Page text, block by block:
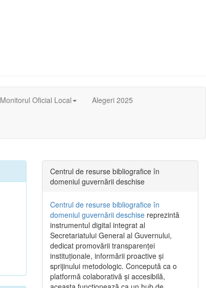
Monitorul Oficial Local Alegeri 2025
Centrul de resurse bibliografice în
domeniul guvernării deschise
Centrul de resurse bibliografice în
domeniul guvernării deschise reprezintă
instrumentul digital integrat al
Secretariatului General al Guvernului,
dedicat promovării transparenței
instituționale, informării proactive și
sprijinului metodologic. Concepută ca o
platformă colaborativă și accesibilă,